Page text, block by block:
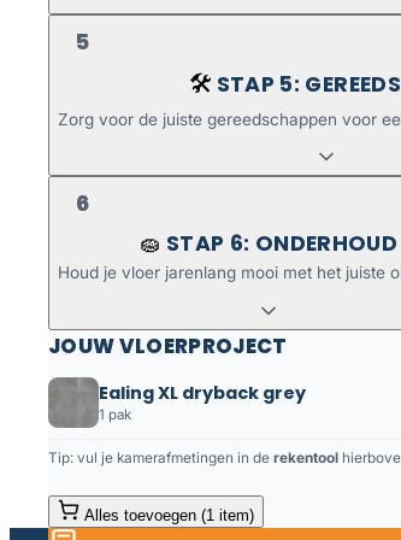
5
🛠️ STAP 5:
Zorg voor de juiste gereedschappen voor
6
🧽 STAP 6: ONDERHOUD
Houd je vloer jarenlang mooi met het juiste
JOUW VLOERPROJECT
Ealing XL dryback grey
1 pak
Tip: vul je kamerafmetingen in de rekentool
Alles toevoegen (1 item)